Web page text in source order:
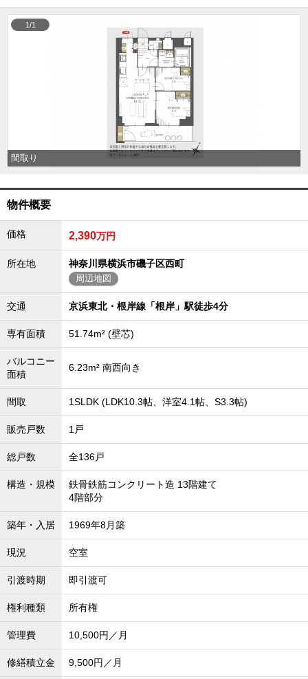
間取り
1/1
物件概要
価格 2,390万円
所在地 神奈川県横浜市磯子区西町
周辺地図
交通 京浜東北・根岸線「根岸」駅徒歩4分
専有面積 51.74m² (壁芯)
バルコニー
面積
6.23m² 南西向き
間取 1SLDK (LDK10.3帖、洋室4.1帖、S3.3帖)
販売戸数 1戸
総戸数 全136戸
構造・規模
鉄骨鉄筋コンクリート造 13階建て
4階部分
築年・入居 1969年8月築
現況 空室
引渡時期 即引渡可
権利種類 所有権
管理費 10,500円／月
修繕積立金 9,500円／月
船橋･市川･浦安方面エリアの土地
外房エリアの中古一戸建
外房エリアのマンション
内房エリア
内房エリアの新築一戸建
内房エリアの中古一戸建
内房エリアのマンション
東京全域エリア
東京全域エリアの中古一戸建
東京全域エリアのマンション
東京全域エリアの土地
神奈川全域エリアの新築一戸建
神奈川全域エリアのマンション
神奈川全域エリアの土地
沖縄全域エリア
沖縄全域エリアの新築一戸建
沖縄全域エリアの中古一戸建
沖縄全域エリアのマンション
沖縄全域エリアの土地
全店舗営業社員募集！